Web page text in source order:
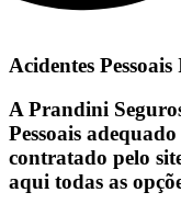
Acidentes
A Prandini
Pessoais
contratado pelo
aqui todas as